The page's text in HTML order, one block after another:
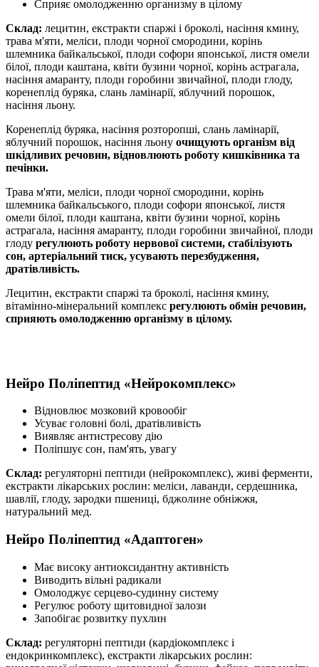
Сприяє омолодженню организму в цілому
Склад: лецитин, екстракти спаржі і броколі, насіння кмину,
трава м'яти, меліси, плоди чорної смородини, корінь
шлемника байкальської, плоди софори японської, листя омели
білої, плоди каштана, квіти бузини чорної, корінь астрагала,
насіння амаранту, плоди горобини звичайної, плоди глоду,
коренеплід буряка, слань ламінарії, яблучний порошок,
насіння льону.
Коренеплід буряка, насіння розторопші, слань ламінарії,
яблучний порошок, насіння льону очищують організм від
шкідливих речовин, відновлюють роботу кишківника та
печінки.
Трава м'яти, меліси, плоди чорної смородини, корінь
шлемника байкальського, плоди софори японської, листя
омели білої, плоди каштана, квіти бузини чорної, корінь
астрагала, насіння амаранту, плоди горобини звичайної, плоди
глоду регулюють роботу нервової системи, стабілізують
сон, артеріальний тиск, усувають перезбудження,
дратівливість.
Лецитин, екстракти спаржі та броколі, насіння кмину,
вітамінно-мінеральний комплекс регулюють обмін речовин,
сприяють омолодженню організму в цілому.
Нейро Поліпептид «Нейрокомплекс»
Відновлює мозковий кровообіг
Усуває головні болі, дратівливість
Виявляє антистресову дію
Поліпшує сон, пам'ять, увагу
Склад: регуляторні пептиди (нейрокомплекс), живі ферменти,
екстракти лікарських рослин: меліси, лаванди, сердешника,
шавлії, глоду, зародки пшениці, бджолине обніжжя,
натуральний мед.
Нейро Поліпептид «Адаптоген»
Має високу антиоксидантну активність
Виводить вільні радикали
Омолоджує серцево-судинну систему
Регулює роботу щитовидної залози
Запобігає розвитку пухлин
Склад: регуляторні пептиди (кардіокомплекс і
ендокринкомплекс), екстракти лікарських рослин: